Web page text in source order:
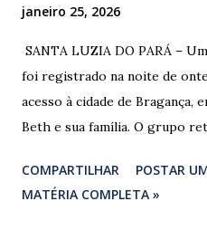
janeiro 25, 2026
SANTA LUZIA DO PARÁ –
foi registrado na noite de
acesso à cidade de Bragança,
Beth e sua família. O grupo
vereadora e irmão dos ex-
Rodrigues e Zeca Rodrigues ,
COMPARTILHAR
POSTAR
MATÉRIA COMPLETA »